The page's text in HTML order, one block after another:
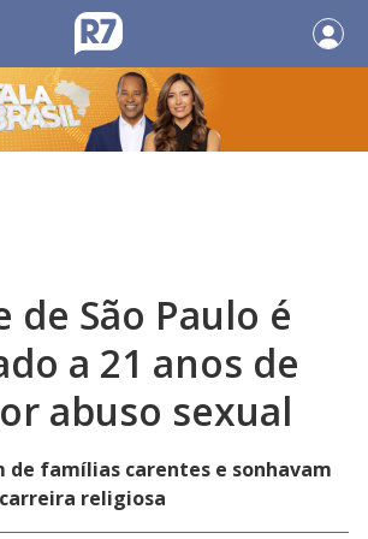
de São Paulo é
a 21 anos de
abuso sexual
de famílias carentes e sonhavam
religiosa